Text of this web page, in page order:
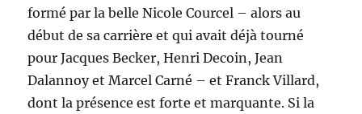
formé par la belle Nicole Courcel – alors au
début de sa carrière et qui avait déjà tourné
pour Jacques Becker, Henri Decoin, Jean
Dalannoy et Marcel Carné – et Franck Villard,
dont la présence est forte et marquante. Si la